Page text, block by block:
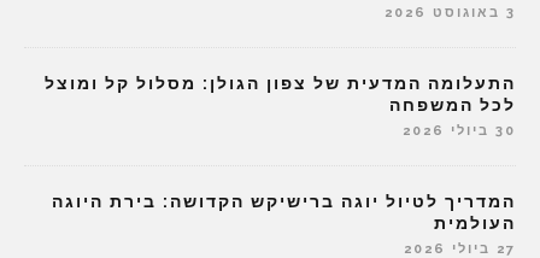
3 באוגוסט 2026
התעלומה המדעית של צפון הגולן: מסלול קל ומוצל
לכל המשפחה
30 ביולי 2026
המדריך לטיול יוגה ברישיקש הקדושה: בירת היוגה
העולמית
27 ביולי 2026